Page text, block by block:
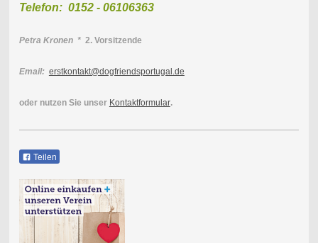
Telefon: 0152 - 06106363
Petra Kronen * 2. Vorsitzende
Email: erstkontakt@dogfriendsportugal.de
oder nutzen Sie unser Kontaktformular.
Teilen